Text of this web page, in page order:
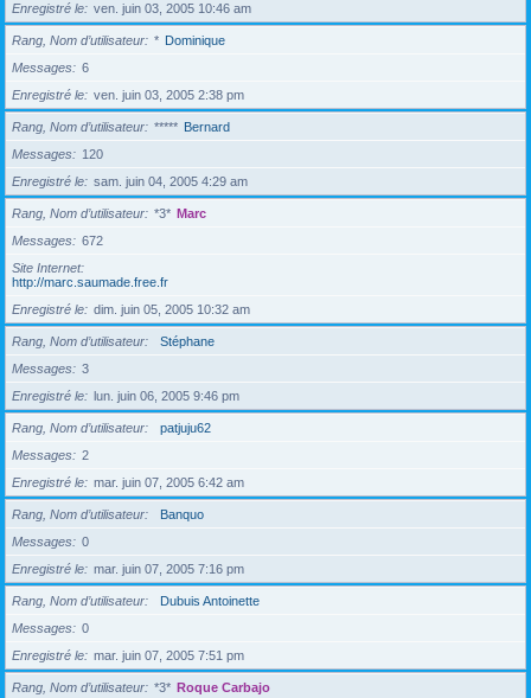
Enregistré le
ven. juin 03, 2005 10:46 am
Rang, Nom d’utilisateur * Dominique
Messages
6
Enregistré le
ven. juin 03, 2005 2:38 pm
Rang, Nom d’utilisateur ***** Bernard
Messages
120
Enregistré le
sam. juin 04, 2005 4:29 am
Rang, Nom d’utilisateur *3* Marc
Messages
672
Site Internet
http://marc.saumade.free.fr
Enregistré le
dim. juin 05, 2005 10:32 am
Rang, Nom d’utilisateur
Stéphane
Messages
3
Enregistré le
lun. juin 06, 2005 9:46 pm
Rang, Nom d’utilisateur
patjuju62
Messages
2
Enregistré le
mar. juin 07, 2005 6:42 am
Rang, Nom d’utilisateur
Banquo
Messages
0
Enregistré le
mar. juin 07, 2005 7:16 pm
Rang, Nom d’utilisateur
Dubuis Antoinette
Messages
0
Enregistré le
mar. juin 07, 2005 7:51 pm
Rang, Nom d’utilisateur *3* Roque Carbajo